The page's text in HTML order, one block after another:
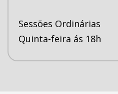
Sessões Ordinárias
Quinta-feira ás 18h